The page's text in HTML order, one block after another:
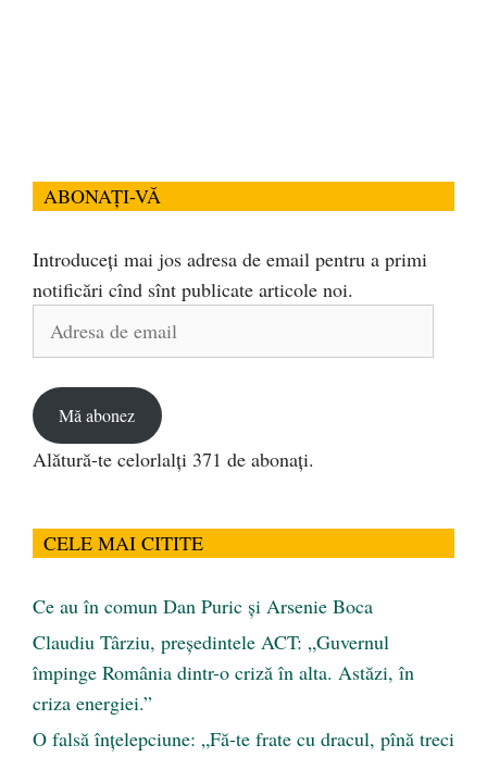
ABONAȚI-VĂ
Introduceți mai jos adresa de email pentru a primi
notificări cînd sînt publicate articole noi.
Adresa
Mă abonez
Alătură-te celorlalți 371 de abonați.
CELE MAI CITITE
Ce au în comun Dan Puric şi Arsenie Boca
Claudiu Târziu, președintele ACT: „Guvernul
împinge România dintr-o criză în alta. Astăzi, în
criza energiei.”
O falsă înțelepciune: „Fă-te frate cu dracul, pînă treci